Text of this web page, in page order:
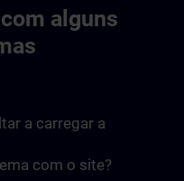
alguns
a carregar a
com o site?